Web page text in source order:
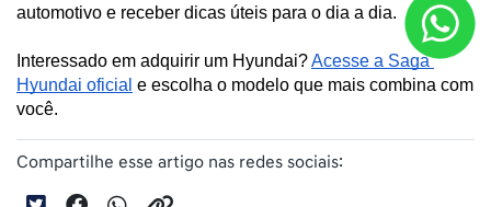
automotivo e receber dicas úteis para o dia a dia.
Interessado em adquirir um Hyundai? Acesse a Saga
Hyundai oficial e escolha o modelo que mais combina com
você.
Compartilhe esse artigo nas redes sociais: